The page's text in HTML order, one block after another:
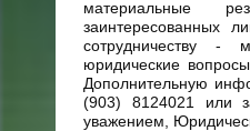
материальные
заинтересованных
сотрудничеству
юридические
Дополнительную
(903) 8124021 или
уважением,